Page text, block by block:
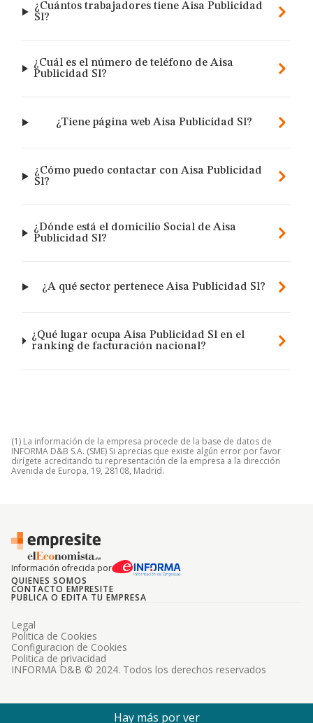
¿Cuántos trabajadores tiene Aisa Publicidad
Sl?
¿Cuál es el número de teléfono de Aisa
Publicidad Sl?
¿Tiene página web Aisa Publicidad Sl?
¿Cómo puedo contactar con Aisa Publicidad
Sl?
¿Dónde está el domicilio Social de Aisa
Publicidad Sl?
¿A qué sector pertenece Aisa Publicidad Sl?
¿Qué lugar ocupa Aisa Publicidad Sl en el
ranking de facturación nacional?
(1) La información de la empresa procede de la base de datos de
INFORMA D&B S.A. (SME) Si aprecias que existe algún error por favor
dirígete acreditando tu representación de la empresa a la dirección
Avenida de Europa, 19, 28108, Madrid.
Información ofrecida por
QUIENES SOMOS
CONTACTO EMPRESITE
PUBLICA O EDITA TU EMPRESA
INFORMA D&B © 2024. Todos los derechos reservados
Legal
Politica de Cookies
Configuracion de Cookies
Politica de privacidad
Hay más por ver